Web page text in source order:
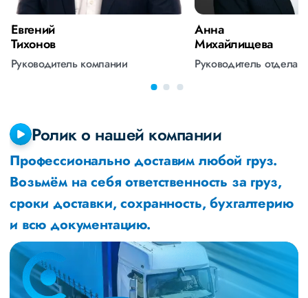
Евгений
Тихонов
Руководитель компании
Анна
Михайлищева
Руководитель отдела
Ролик о нашей компании
Профессионально доставим любой груз.
Возьмём на себя ответственность за груз,
сроки доставки, сохранность, бухгалтерию
и всю документацию.